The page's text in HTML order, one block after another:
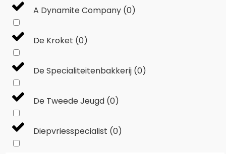
A Dynamite Company (0)
De Kroket (0)
De Specialiteitenbakkerij (0)
De Tweede Jeugd (0)
Diepvriesspecialist (0)